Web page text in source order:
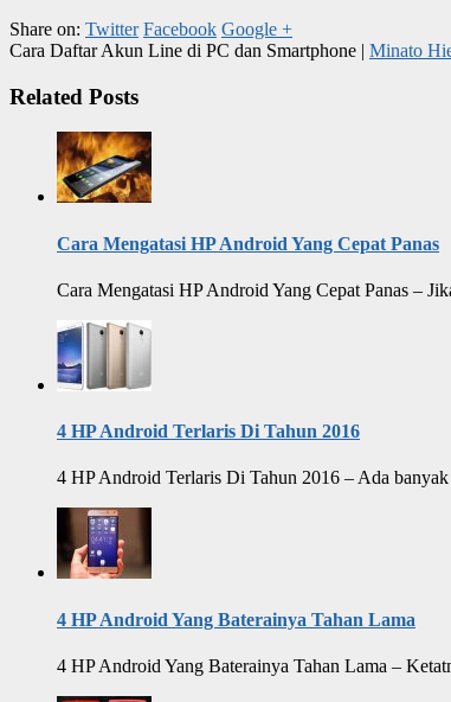
Share on: Twitter Facebook Google +
Cara Daftar Akun Line di PC dan Smartphone | Minato
Related Posts
Cara Mengatasi HP Android Yang Cepat Panas
Cara Mengatasi HP Android Yang Cepat Panas –
4 HP Android Terlaris Di Tahun 2016
4 HP Android Terlaris Di Tahun 2016 – Ada
4 HP Android Yang Baterainya Tahan Lama
4 HP Android Yang Baterainya Tahan Lama –